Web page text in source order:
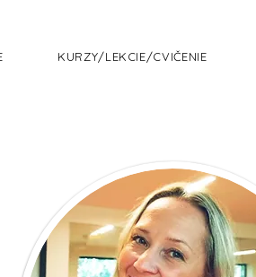
KURZY/LEKCIE/CVIČENIE